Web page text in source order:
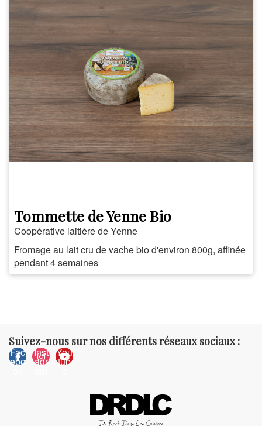
Tommette de Yenne Bio
Coopérative laitière de Yenne
Fromage au lait cru de vache bio d'environ 800g, affinée
pendant 4 semaines
Suivez-nous sur nos différents réseaux sociaux :
Fac
ebo
Inst
agr
You
tub